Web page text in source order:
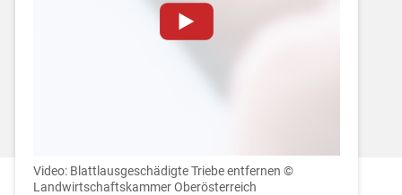
Einstellungen jederzeit einsehen und
korrigieren
Video: Blattlausgeschädigte Triebe entfernen ©
Landwirtschaftskammer Oberösterreich